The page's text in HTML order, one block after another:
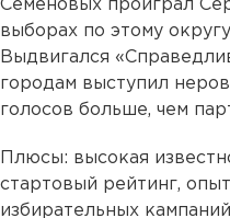
Семеновых проиграл
выборах по этому
Выдвигался
городам выступил
голосов больше, чем
Плюсы: высокая
стартовый рейтинг,
избирательных